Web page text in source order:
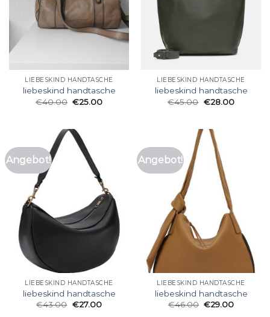
LIEBESKIND HANDTASCHE
liebeskind handtasche
€40.00 €25.00
LIEBESKIND HANDTASCHE
liebeskind handtasche
€45.00 €28.00
Angebot!
LIEBESKIND HANDTASCHE
liebeskind handtasche
€43.00 €27.00
Angebot!
LIEBESKIND HANDTASCHE
liebeskind handtasche
€46.00 €29.00